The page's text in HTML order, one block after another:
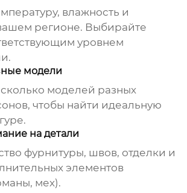
влажность и
регионе. Выбирайте
уровнем
модели
моделей разных
чтобы найти идеальную
на детали
фурнитуры, швов, отделки и
элементов
мех).